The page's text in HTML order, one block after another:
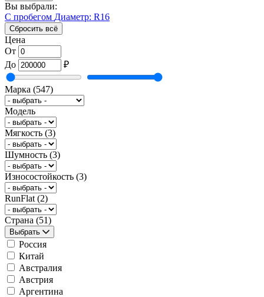
Вы выбрали:
С пробегом Диаметр: R16
Сбросить всё
Цена
От
До
₽
Марка (547)
Модель
Мягкость (3)
Шумность (3)
Износостойкость (3)
RunFlat (2)
Страна (51)
Выбрать
Россия
Китай
Австралия
Австрия
Аргентина